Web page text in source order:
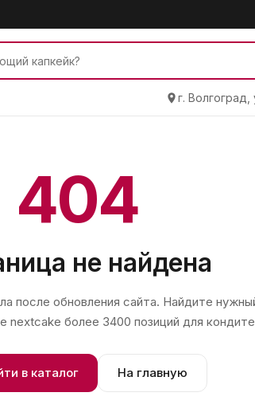
г.
404
не найдена
после обновления сайта. Найдите
nextcake более 3400 позиций для
в каталог На главную